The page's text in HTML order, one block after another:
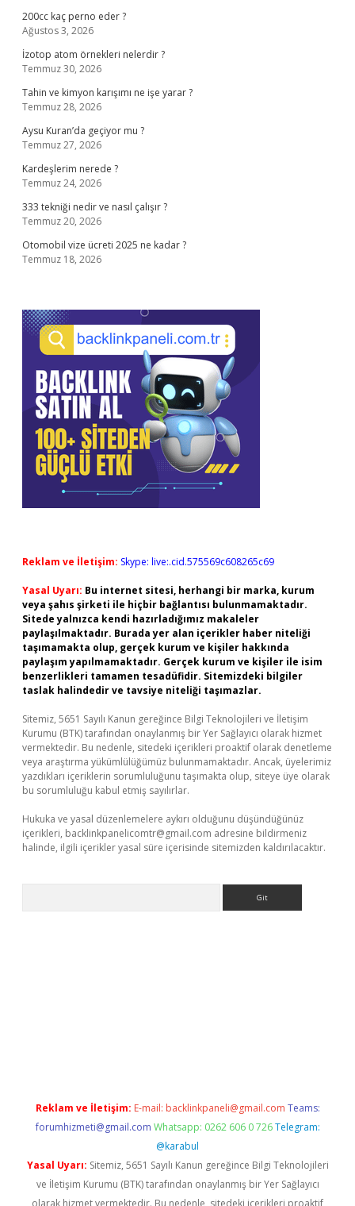
200cc kaç perno eder ?
Ağustos 3, 2026
İzotop atom örnekleri nelerdir ?
Temmuz 30, 2026
Tahin ve kimyon karışımı ne işe yarar ?
Temmuz 28, 2026
Aysu Kuran’da geçiyor mu ?
Temmuz 27, 2026
Kardeşlerim nerede ?
Temmuz 24, 2026
333 tekniği nedir ve nasıl çalışır ?
Temmuz 20, 2026
Otomobil vize ücreti 2025 ne kadar ?
Temmuz 18, 2026
Reklam ve İletişim: Skype: live:.cid.575569c608265c69
Yasal Uyarı: Bu internet sitesi, herhangi bir marka, kurum
veya şahıs şirketi ile hiçbir bağlantısı bulunmamaktadır.
Sitede yalnızca kendi hazırladığımız makaleler
paylaşılmaktadır. Burada yer alan içerikler haber niteliği
taşımamakta olup, gerçek kurum ve kişiler hakkında
paylaşım yapılmamaktadır. Gerçek kurum ve kişiler ile isim
benzerlikleri tamamen tesadüfidir. Sitemizdeki bilgiler
taslak halindedir ve tavsiye niteliği taşımazlar.
Sitemiz, 5651 Sayılı Kanun gereğince Bilgi Teknolojileri ve İletişim
Kurumu (BTK) tarafından onaylanmış bir Yer Sağlayıcı olarak hizmet
vermektedir. Bu nedenle, sitedeki içerikleri proaktif olarak denetleme
veya araştırma yükümlülüğümüz bulunmamaktadır. Ancak, üyelerimiz
yazdıkları içeriklerin sorumluluğunu taşımakta olup, siteye üye olarak
bu sorumluluğu kabul etmiş sayılırlar.
Hukuka ve yasal düzenlemelere aykırı olduğunu düşündüğünüz
içerikleri, backlinkpanelicomtr@gmail.com adresine bildirmeniz
halinde, ilgili içerikler yasal süre içerisinde sitemizden kaldırılacaktır.
Reklam ve İletişim: E-mail: backlinkpaneli@gmail.com Teams:
forumhizmeti@gmail.com Whatsapp: 0262 606 0 726 Telegram:
@karabul
Yasal Uyarı: Sitemiz, 5651 Sayılı Kanun gereğince Bilgi Teknolojileri
ve İletişim Kurumu (BTK) tarafından onaylanmış bir Yer Sağlayıcı
olarak hizmet vermektedir. Bu nedenle, sitedeki içerikleri proaktif